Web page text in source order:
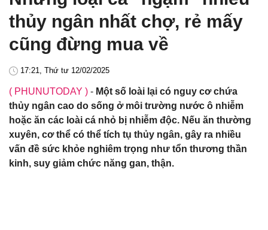
thủy ngân nhất chợ, rẻ mấy
cũng đừng mua về
17:21, Thứ tư 12/02/2025
( PHUNUTODAY ) - Một số loài lại có nguy cơ chứa
thủy ngân cao do sống ở môi trường nước ô nhiễm
hoặc ăn các loài cá nhỏ bị nhiễm độc. Nếu ăn thường
xuyên, cơ thể có thể tích tụ thủy ngân, gây ra nhiều
vấn đề sức khỏe nghiêm trọng như tổn thương thần
kinh, suy giảm chức năng gan, thận.